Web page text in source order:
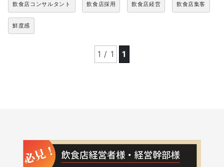
飲食店コンサルタント 飲食店採用 飲食店経営 飲食店集客
鮮度感
1 / 1 1